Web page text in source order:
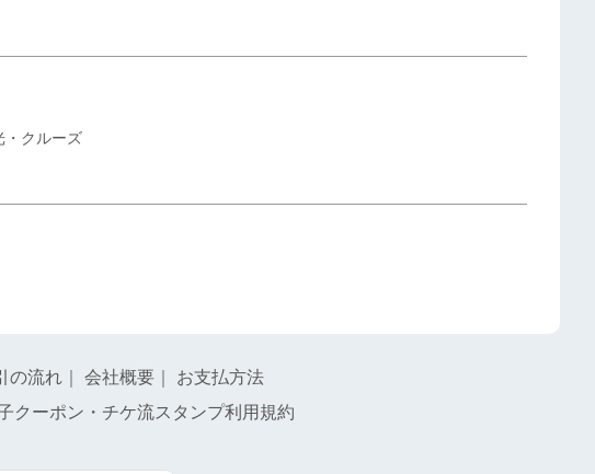
・クルーズ
の流れ 会社概要
お支払方法
クーポン・チケ流スタンプ利用規約